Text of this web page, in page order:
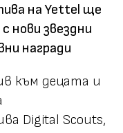
на Yettel ще
нови звездни
награди
към децата и
Digital Scouts,